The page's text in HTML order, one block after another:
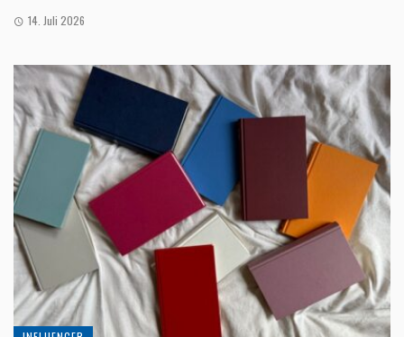
14. Juli 2026